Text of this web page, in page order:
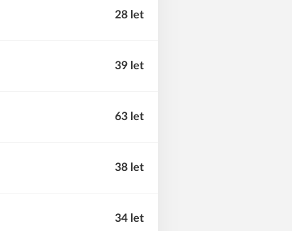
28 let
39 let
63 let
38 let
34 let